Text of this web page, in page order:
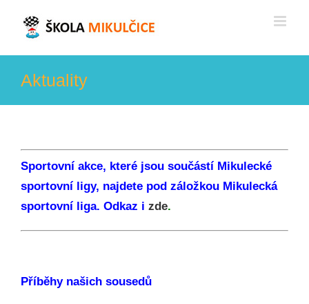
Aktuality
Sportovní akce, které jsou součástí Mikulecké
sportovní ligy, najdete pod záložkou Mikulecká
sportovní liga. Odkaz i zde.
Příběhy našich sousedů